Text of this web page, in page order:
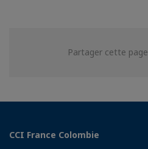
Partager cette page
CCI France Colombie